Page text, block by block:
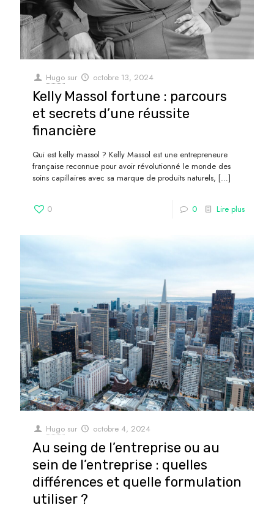
Hugo sur octobre 13, 2024
Kelly Massol fortune : parcours
et secrets d’une réussite
financière
Qui est kelly massol ? Kelly Massol est une entrepreneure
française reconnue pour avoir révolutionné le monde des
soins capillaires avec sa marque de produits naturels, […]
0 0 Lire plus
Hugo sur octobre 4, 2024
Au seing de l’entreprise ou au
sein de l’entreprise : quelles
différences et quelle formulation
utiliser ?